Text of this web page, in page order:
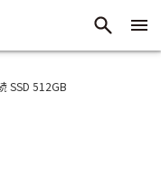
SSD 512GB